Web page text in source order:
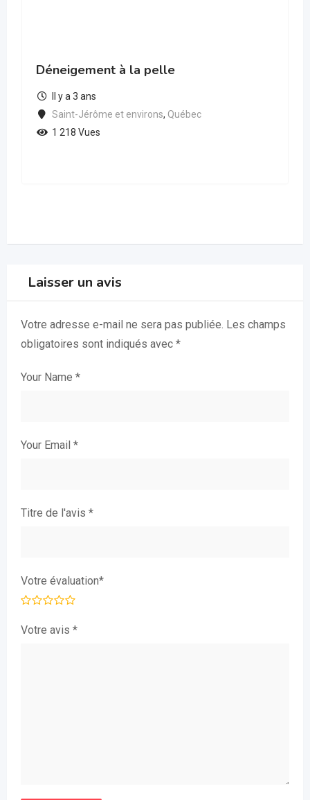
Déneigement à la pelle
Il y a 3 ans
Saint-Jérôme et environs, Québec
1 218 Vues
Laisser un avis
Votre adresse e-mail ne sera pas publiée. Les champs
obligatoires sont indiqués avec *
Your Name *
Your Email *
Titre de l'avis *
Votre évaluation*
Votre avis *